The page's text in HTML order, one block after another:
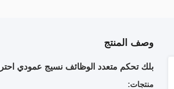
وصف المنتج
بلك تحكم متعدد الوظائف نسيج عمودي
منتجات: